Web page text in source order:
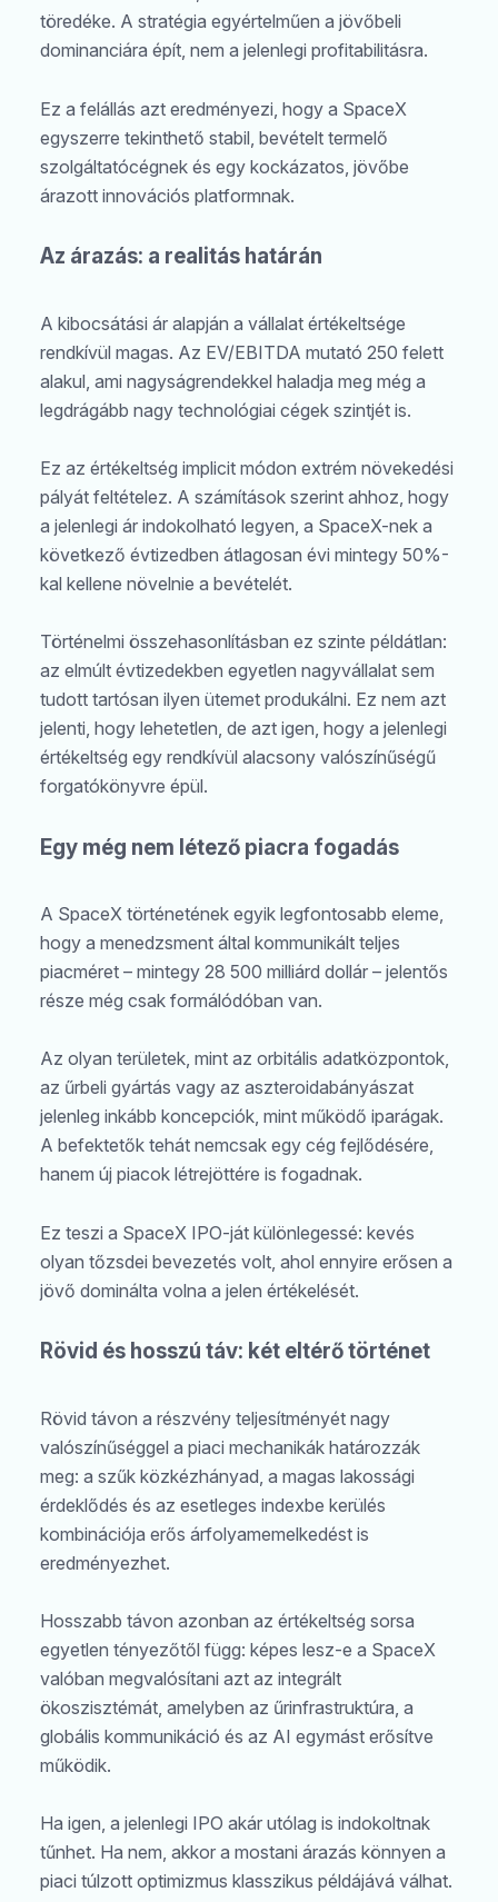
töredéke. A stratégia egyértelműen a jövőbeli
dominanciára épít, nem a jelenlegi profitabilitásra.
Ez a felállás azt eredményezi, hogy a SpaceX
egyszerre tekinthető stabil, bevételt termelő
szolgáltatócégnek és egy kockázatos, jövőbe
árazott innovációs platformnak.
Az árazás: a realitás határán
A kibocsátási ár alapján a vállalat értékeltsége
rendkívül magas. Az EV/EBITDA mutató 250 felett
alakul, ami nagyságrendekkel haladja meg még a
legdrágább nagy technológiai cégek szintjét is.
Ez az értékeltség implicit módon extrém növekedési
pályát feltételez. A számítások szerint ahhoz, hogy
a jelenlegi ár indokolható legyen, a SpaceX-nek a
következő évtizedben átlagosan évi mintegy 50%-
kal kellene növelnie a bevételét.
Történelmi összehasonlításban ez szinte példátlan:
az elmúlt évtizedekben egyetlen nagyvállalat sem
tudott tartósan ilyen ütemet produkálni. Ez nem azt
jelenti, hogy lehetetlen, de azt igen, hogy a jelenlegi
értékeltség egy rendkívül alacsony valószínűségű
forgatókönyvre épül.
Egy még nem létező piacra fogadás
A SpaceX történetének egyik legfontosabb eleme,
hogy a menedzsment által kommunikált teljes
piacméret – mintegy 28 500 milliárd dollár – jelentős
része még csak formálódóban van.
Az olyan területek, mint az orbitális adatközpontok,
az űrbeli gyártás vagy az aszteroidabányászat
jelenleg inkább koncepciók, mint működő iparágak.
A befektetők tehát nemcsak egy cég fejlődésére,
hanem új piacok létrejöttére is fogadnak.
Ez teszi a SpaceX IPO-ját különlegessé: kevés
olyan tőzsdei bevezetés volt, ahol ennyire erősen a
jövő dominálta volna a jelen értékelését.
Rövid és hosszú táv: két eltérő történet
Rövid távon a részvény teljesítményét nagy
valószínűséggel a piaci mechanikák határozzák
meg: a szűk közkézhányad, a magas lakossági
érdeklődés és az esetleges indexbe kerülés
kombinációja erős árfolyamemelkedést is
eredményezhet.
Hosszabb távon azonban az értékeltség sorsa
egyetlen tényezőtől függ: képes lesz-e a SpaceX
valóban megvalósítani azt az integrált
ökoszisztémát, amelyben az űrinfrastruktúra, a
globális kommunikáció és az AI egymást erősítve
működik.
Ha igen, a jelenlegi IPO akár utólag is indokoltnak
tűnhet. Ha nem, akkor a mostani árazás könnyen a
piaci túlzott optimizmus klasszikus példájává válhat.